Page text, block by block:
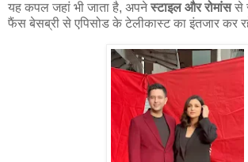
यह कपल जहां भी जाता है, अपनेस्टाइल और रोमांससे
फैंस बेसब्री से एपिसोड के टेलीकास्ट का इंतजार कर